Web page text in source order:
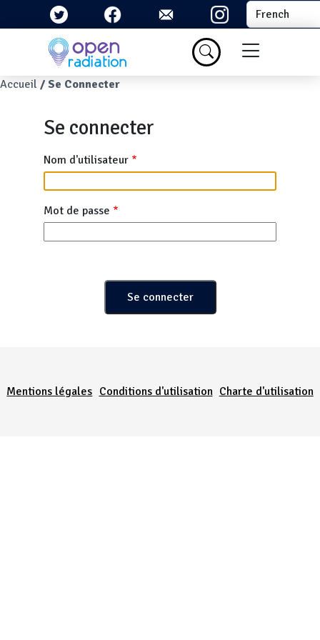
Aller au contenu principal Select your
Menu du
Fil d'Ariane
Accueil Se Connecter
Se connecter
Nom d'utilisateur
Mot de passe
Mentions légales Conditions d'utilisation Charte d'utilisation